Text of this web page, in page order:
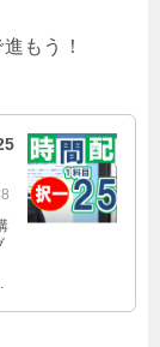
もう！